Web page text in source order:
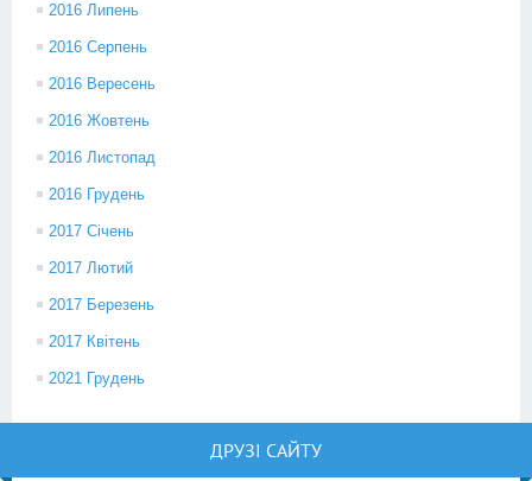
2016 Липень
2016 Серпень
2016 Вересень
2016 Жовтень
2016 Листопад
2016 Грудень
2017 Січень
2017 Лютий
2017 Березень
2017 Квітень
2021 Грудень
ДРУЗІ САЙТУ